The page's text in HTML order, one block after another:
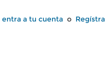
entra a tu cuenta o